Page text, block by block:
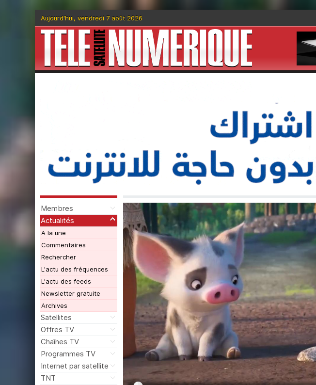
Aujourd'hui, vendredi 7 août 2026
Membres
Actualités
A la une
Commentaires
Rechercher
L'actu des fréquences
L'actu des feeds
Newsletter gratuite
Archives
Satellites
Offres TV
Chaînes TV
Programmes TV
Internet par satellite
TNT